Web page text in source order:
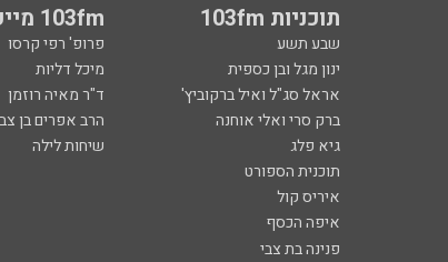
תוכניות 103fm 103fm מייעצים
שבע תשע פרופ' רפי קרסו
ינון מגל ובן כספית
מיכל דליות
אראל סג"ל ואיל ברקוביץ'
ד"ר מאיה רוזמן
ברק סרי ואלי אוחנה
הרב אפרים בן
גיא פלג
שיחות לילה
תוכנית הספורט
איריס קול
איפה הכסף
פנינה בת צבי